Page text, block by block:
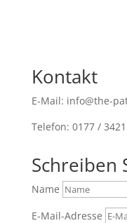
Kontakt
E-Mail: info@the-
Telefon: 0177 /
Schreiben
Name
E-Mail-Adresse